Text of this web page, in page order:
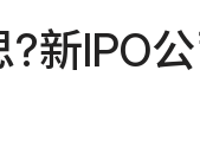
?新IPO